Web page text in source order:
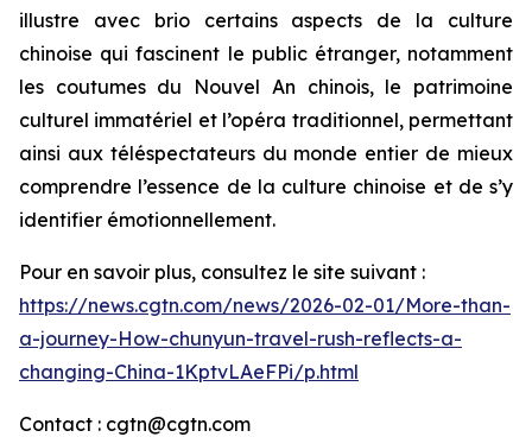
illustre avec brio certains aspects de la culture
chinoise qui fascinent le public étranger, notamment
les coutumes du Nouvel An chinois, le patrimoine
culturel immatériel et l’opéra traditionnel, permettant
ainsi aux téléspectateurs du monde entier de mieux
comprendre l’essence de la culture chinoise et de s’y
identifier émotionnellement.
Pour en savoir plus, consultez le site suivant :
https://news.cgtn.com/news/2026-02-01/More-than-
a-journey-How-chunyun-travel-rush-reflects-a-
changing-China-1KptvLAeFPi/p.html
Contact : cgtn@cgtn.com